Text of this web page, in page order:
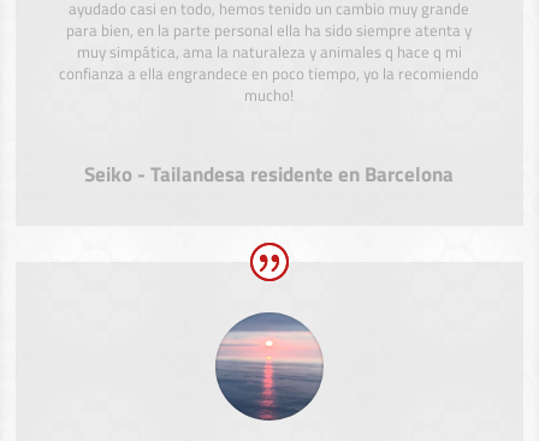
ayudado casi en todo, hemos tenido un cambio muy grande
para bien, en la parte personal ella ha sido siempre atenta y
muy simpática, ama la naturaleza y animales q hace q mi
confianza a ella engrandece en poco tiempo, yo la recomiendo
mucho!
Seiko - Tailandesa residente en Barcelona